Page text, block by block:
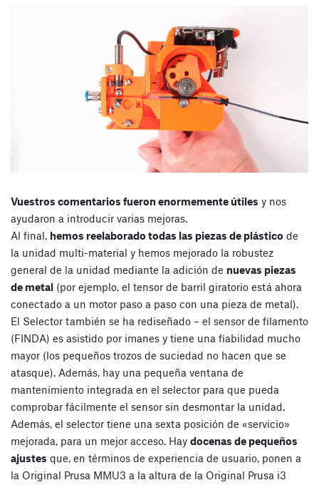
Vuestros comentarios fueron enormemente útiles y nos
ayudaron a introducir varias mejoras.
Al final, hemos reelaborado todas las piezas de plástico de
la unidad multi-material y hemos mejorado la robustez
general de la unidad mediante la adición de nuevas piezas
de metal (por ejemplo, el tensor de barril giratorio está ahora
conectado a un motor paso a paso con una pieza de metal).
El Selector también se ha rediseñado – el sensor de filamento
(FINDA) es asistido por imanes y tiene una fiabilidad mucho
mayor (los pequeños trozos de suciedad no hacen que se
atasque). Además, hay una pequeña ventana de
mantenimiento integrada en el selector para que pueda
comprobar fácilmente el sensor sin desmontar la unidad.
Además, el selector tiene una sexta posición de «servicio»
mejorada, para un mejor acceso. Hay docenas de pequeños
ajustes que, en términos de experiencia de usuario, ponen a
la Original Prusa MMU3 a la altura de la Original Prusa i3